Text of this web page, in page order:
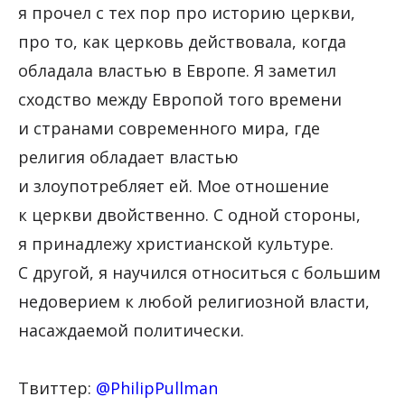
я прочел с тех пор про историю церкви,
про то, как церковь действовала, когда
обладала властью в Европе. Я заметил
сходство между Европой того времени
и странами современного мира, где
религия обладает властью
и злоупотребляет ей. Мое отношение
к церкви двойственно. С одной стороны,
я принадлежу христианской культуре.
С другой, я научился относиться с большим
недоверием к любой религиозной власти,
насаждаемой политически.
Твиттер: @PhilipPullman